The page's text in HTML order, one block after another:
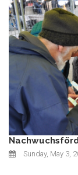
Sunday, May 3,